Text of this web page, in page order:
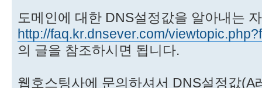
도메인에 대한 DNS설정값을 알아내는
http://faq.kr.dnsever.com/
의 글을 참조하시면 됩니다.
웹호스팅사에 문의하셔서 DNS설정값(A